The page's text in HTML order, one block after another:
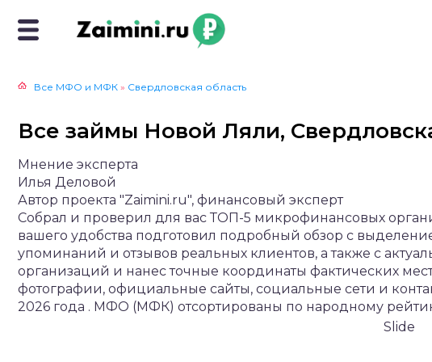
Все МФО и МФК » Свердловская область
Все займы Новой Ляли,
Мнение эксперта
Илья Деловой
Автор проекта "Zaimini.ru", финансовый эксперт
Собрал и проверил для вас ТОП-5 микрофинансовых
вашего удобства подготовил подробный обзор с
упоминаний и отзывов реальных клиентов, а также с
организаций и нанес точные координаты фактических
фотографии, официальные сайты, социальные сети и
2026 года . МФО (МФК) отсортированы по народному
Slide